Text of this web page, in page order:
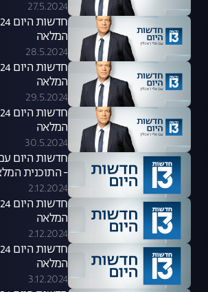
27.5.2024
המלאה
28.5.2024
המלאה
29.5.2024
המלאה
30.5.2024
- התוכנית
2.12.2024
המלאה
2.12.2024
המלאה
3.12.2024